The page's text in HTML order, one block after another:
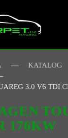
KATALOG
3.0 V6 TDI
176KW